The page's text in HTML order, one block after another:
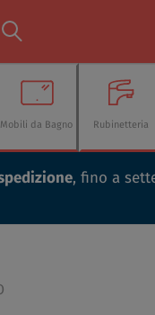
Mobili da Bagno Rubinetteria
, fino a